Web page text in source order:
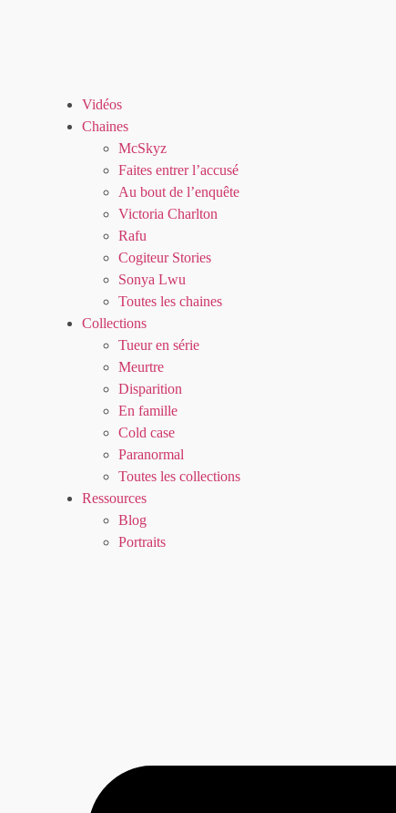
Vidéos
Chaines
McSkyz
Faites entrer l’accusé
Au bout de l’enquête
Victoria Charlton
Rafu
Cogiteur Stories
Sonya Lwu
Toutes les chaines
Collections
Tueur en série
Meurtre
Disparition
En famille
Cold case
Paranormal
Toutes les collections
Ressources
Blog
Portraits